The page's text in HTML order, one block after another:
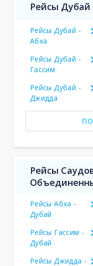
Рейсы Дубай
Рейсы Дубай -
Абха
Рейсы Дубай -
Гассим
Рейсы Дубай -
Джидда
Рейсы
Рейсы Абха -
Дубай
Рейсы Гассим -
Дубай
Рейсы Джидда -